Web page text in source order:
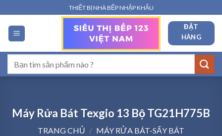
qua
nội
dung
THIẾT BỊ NHÀ BẾP NHẬP KHẨU
ĐẶT
HÀNG
kiếm:
Máy Rửa Bát Texgio 13 Bộ TG21H775B
TRANG CHỦ / MÁY RỬA BÁT-SẤY BÁT